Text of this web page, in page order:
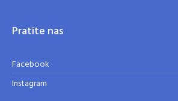
Pratite nas
Facebook
Instagram